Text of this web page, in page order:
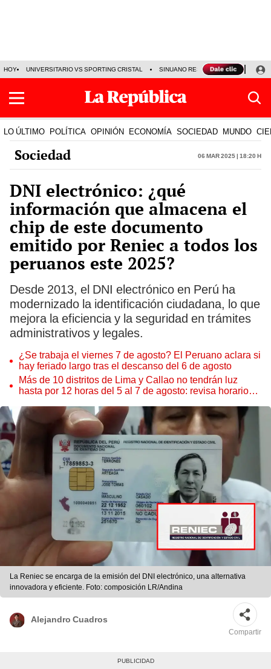
HOY UNIVERSITARIO VS SPORTING CRISTAL SINUANO RESULTADOS HOY
LO ÚLTIMO POLÍTICA OPINIÓN ECONOMÍA SOCIEDAD MUNDO
Sociedad 06 Mar 2025 | 18:20 h
DNI electrónico: ¿qué
información que almacena el
chip de este documento
emitido por Reniec a todos los
peruanos este 2025?
Desde 2013, el DNI electrónico en Perú ha
modernizado la identificación ciudadana, lo que
mejora la eficiencia y la seguridad en trámites
administrativos y legales.
¿Se trabaja el viernes 7 de agosto? El Peruano aclara si
hay feriado largo tras el descanso del 6 de agosto
Más de 10 distritos de Lima y Callao no tendrán luz
hasta por 12 horas del 5 al 7 de agosto: revisa horarios y
La Reniec se encarga de la emisión del DNI electrónico, una alternativa
innovadora y eficiente. Foto: composición LR/Andina
Alejandro Cuadros
Compartir